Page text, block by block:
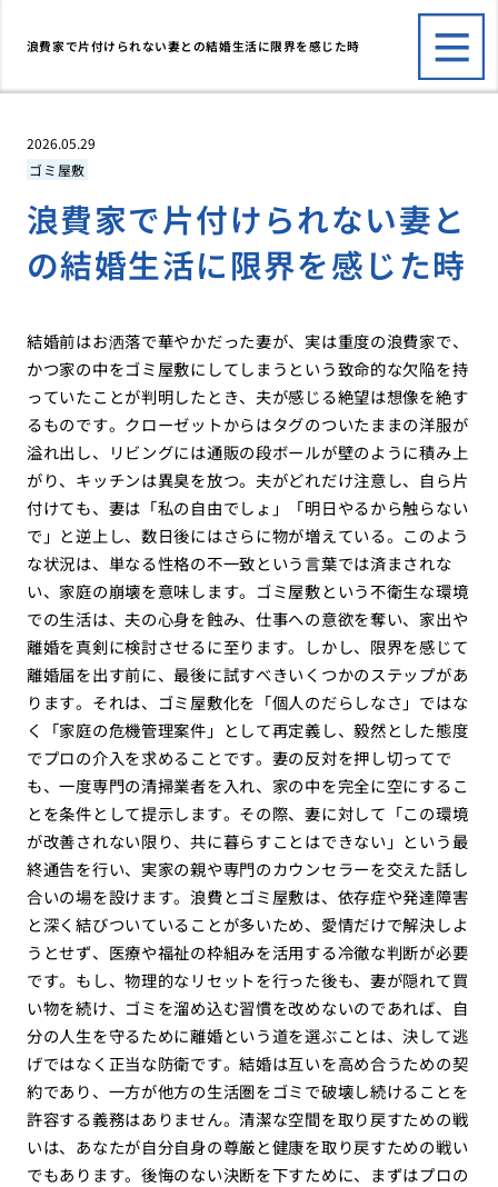
浪費家で片付けられない妻との結婚生活に限界を感じた時
2026.05.29
ゴミ屋敷
浪費家で片付けられない妻と
の結婚生活に限界を感じた時
結婚前はお洒落で華やかだった妻が、実は重度の浪費家で、
かつ家の中をゴミ屋敷にしてしまうという致命的な欠陥を持
っていたことが判明したとき、夫が感じる絶望は想像を絶す
るものです。クローゼットからはタグのついたままの洋服が
溢れ出し、リビングには通販の段ボールが壁のように積み上
がり、キッチンは異臭を放つ。夫がどれだけ注意し、自ら片
付けても、妻は「私の自由でしょ」「明日やるから触らない
で」と逆上し、数日後にはさらに物が増えている。このよう
な状況は、単なる性格の不一致という言葉では済まされな
い、家庭の崩壊を意味します。ゴミ屋敷という不衛生な環境
での生活は、夫の心身を蝕み、仕事への意欲を奪い、家出や
離婚を真剣に検討させるに至ります。しかし、限界を感じて
離婚届を出す前に、最後に試すべきいくつかのステップがあ
ります。それは、ゴミ屋敷化を「個人のだらしなさ」ではな
く「家庭の危機管理案件」として再定義し、毅然とした態度
でプロの介入を求めることです。妻の反対を押し切ってで
も、一度専門の清掃業者を入れ、家の中を完全に空にするこ
とを条件として提示します。その際、妻に対して「この環境
が改善されない限り、共に暮らすことはできない」という最
終通告を行い、実家の親や専門のカウンセラーを交えた話し
合いの場を設けます。浪費とゴミ屋敷は、依存症や発達障害
と深く結びついていることが多いため、愛情だけで解決しよ
うとせず、医療や福祉の枠組みを活用する冷徹な判断が必要
です。もし、物理的なリセットを行った後も、妻が隠れて買
い物を続け、ゴミを溜め込む習慣を改めないのであれば、自
分の人生を守るために離婚という道を選ぶことは、決して逃
げではなく正当な防衛です。結婚は互いを高め合うための契
約であり、一方が他方の生活圏をゴミで破壊し続けることを
許容する義務はありません。清潔な空間を取り戻すための戦
いは、あなたが自分自身の尊厳と健康を取り戻すための戦い
でもあります。後悔のない決断を下すために、まずはプロの